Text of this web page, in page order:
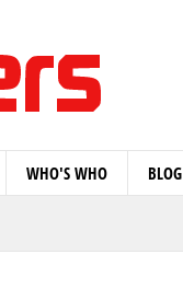
WHO'S WHO BLOG